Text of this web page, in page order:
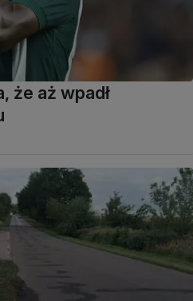
że aż wpadł